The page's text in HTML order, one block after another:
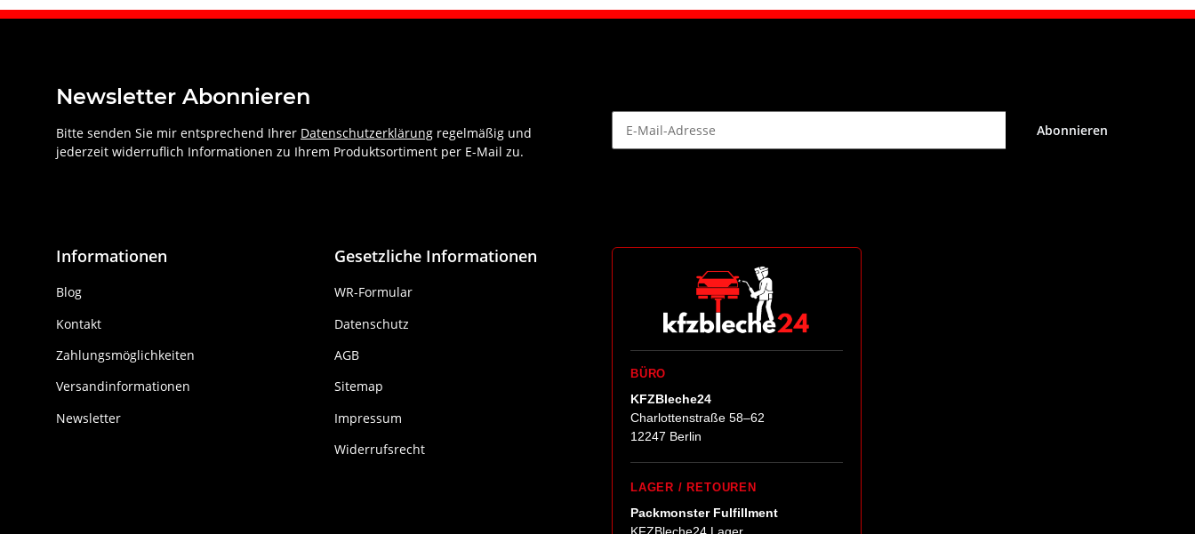
Newsletter Abonnieren
Bitte senden Sie mir entsprechend Ihrer Datenschutzerklärung regelmäßig und
jederzeit widerruflich Informationen zu Ihrem Produktsortiment per E-Mail zu.
Abonnieren
Informationen
Blog
Kontakt
Zahlungsmöglichkeiten
Versandinformationen
Newsletter
Gesetzliche Informationen
WR-Formular
Datenschutz
AGB
Sitemap
Impressum
Widerrufsrecht
BÜRO
KFZBleche24
Charlottenstraße 58–62
12247 Berlin
LAGER / RETOUREN
Packmonster Fulfillment